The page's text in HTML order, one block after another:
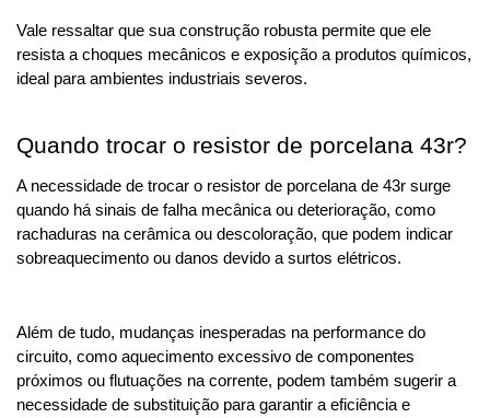
Vale ressaltar que sua construção robusta permite que ele
resista a choques mecânicos e exposição a produtos químicos,
ideal para ambientes industriais severos.
Quando trocar o resistor de porcelana 43r?
A necessidade de trocar o resistor de porcelana de 43r surge
quando há sinais de falha mecânica ou deterioração, como
rachaduras na cerâmica ou descoloração, que podem indicar
sobreaquecimento ou danos devido a surtos elétricos.
Além de tudo, mudanças inesperadas na performance do
circuito, como aquecimento excessivo de componentes
próximos ou flutuações na corrente, podem também sugerir a
necessidade de substituição para garantir a eficiência e